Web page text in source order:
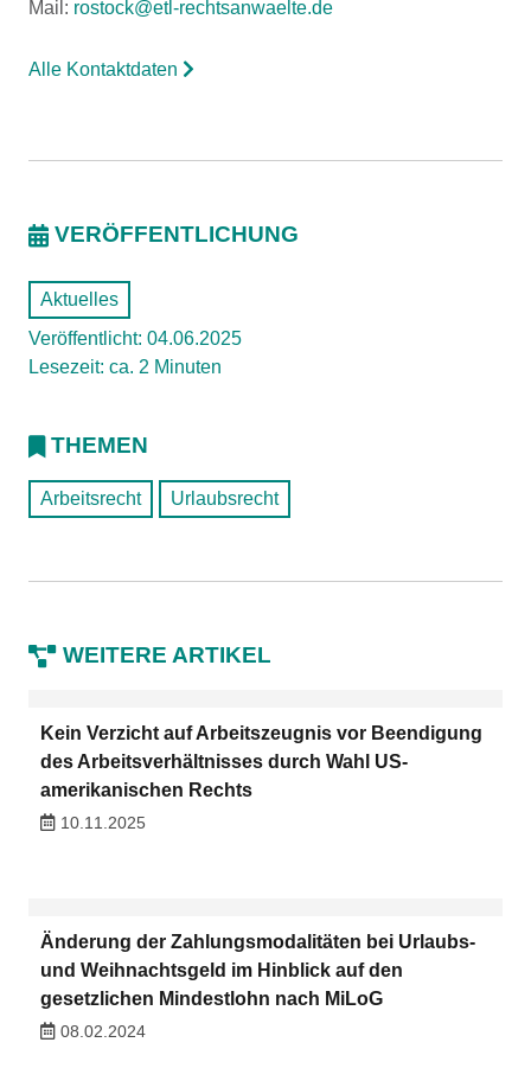
Mail: rostock@etl-rechtsanwaelte.de
Alle Kontaktdaten
VERÖFFENTLICHUNG
Aktuelles
Veröffentlicht: 04.06.2025
Lesezeit: ca. 2 Minuten
THEMEN
Arbeitsrecht Urlaubsrecht
WEITERE ARTIKEL
Kein Verzicht auf Arbeitszeugnis vor Beendigung
des Arbeitsverhältnisses durch Wahl US-
amerikanischen Rechts
10.11.2025
Änderung der Zahlungsmodalitäten bei Urlaubs-
und Weihnachtsgeld im Hinblick auf den
gesetzlichen Mindestlohn nach MiLoG
08.02.2024